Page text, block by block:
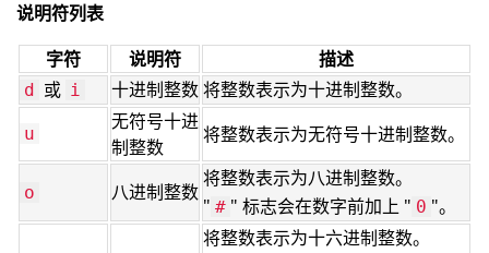
说明符列表
字符
说明符 描述
d 或 i 十进制整数将整数表示为十进制整数。
u
无符号十进
制整数
将整数表示为无符号十进制整数。
o 八进制整数
将整数表示为八进制整数。
" # " 标志会在数字前加上 " 0 "。
将整数表示为十六进制整数。